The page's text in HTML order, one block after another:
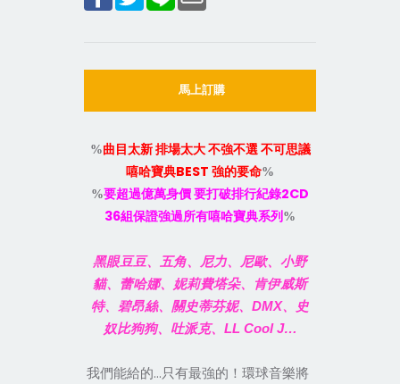
馬上訂購
%曲目太新 排場太大 不強不選 不可思議
嘻哈寶典BEST 強的要命%
%要超過億萬身價要打破排行紀錄2CD
36組保證強過所有嘻哈寶典系列 %
黑眼豆豆、五角、尼力、尼歐、小野
貓、蕾哈娜、妮莉費塔朵、肯伊威斯
特、碧昂絲、關史蒂芬妮、 DMX、史
奴比狗狗、吐派克、 LL Cool J…
我們能給的… 只有最強的！環球音樂將